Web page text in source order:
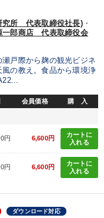
産市況予測」＋「市場
ンキング〉＆新刊・好
声・映像ご案内商品
究所 代表取締役社長)・
一郎商店 代表取締役会
戸際から麹の観光ビジネ
の教え。食品から環境浄
会員価格 購 入
円 6,600円
カートに
入れる
円 6,600円
カートに
入れる
ダウンロード対応